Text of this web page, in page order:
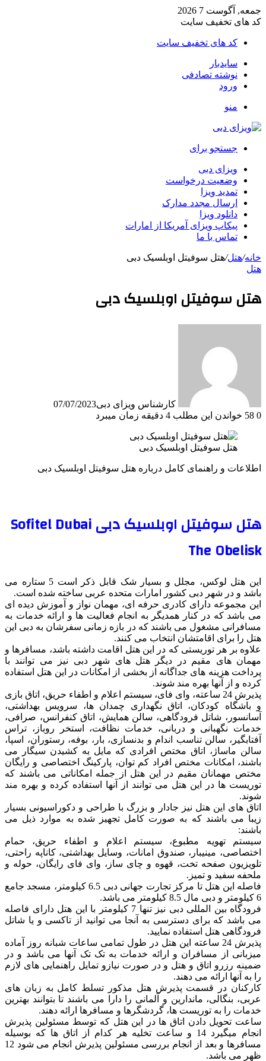
جمعه, آگوست 7 2026
کد های تخفیف سایت
کد های تخفیف سایت
سایدبار
نوشته تصادفی
ورود
منو
جستجو برای
ویزای دبی
وضعیت درخواست
تمدید ویزا
ارسال مجدد مدارک
دانلود ویزا
پیکاپ ویزای آمریکا از امارات
تماس با ما
خانه/هتل/هتل سوفیتل اوبلسیک دبی
هتل
هتل سوفیتل اوبلسیک دبی
کارشناس ویزای دبی07/07/2023
0
خواندن این مطلب 4 دقیقه زمان میبرد
هتل سوفیتل اوبلسیک دبی
اطلاعات و راهنمای کامل درباره هتل سوفیتل اوبلسیک دبی
هتل سوفیتل اوبلسیک دبی Sofitel Dubai
The Obelisk
این هتل لوکس، مجلل و بسیار شک قابل ذکر است 5 ستاره می
باشد و در شهر دبی کشور امارات متحده عربی ساخته شده است.
این مجموعه دارای کادری حرفه ای، مهمان نواز و آموزش دیده ای
می باشد که در کنار همدیگر به انجام فعالیت ها و ارائه خدمات به
مسافرانی مشغول می باشند که در بازه زمانی سفرشان به دبی این
هتل را برای اقامتشان انتخاب می کنند.
علاوه بر هر توریستی که در این هتل اقامت داشته باشد، مسافرها و
مهمان های مقیم در دیگر هتل های شهر دبی نیز می توانند با
پرداخت هزینه های جداگانه از بخشی از امکانات در این هتل استفاده
کرده و از آنها بهره مند شوند.
پذیرش 24 ساعته، وای فای، سیستم اعلام و اطفاء حریق، اتاق بازی
و باشگاه کودکان، اتاق نگهداری چمدان ها، سرویس بهداشتی،
آسانسور، شاتل فرودگاهی، سالن همایش، اتاق کنفرانس، صرافی،
خدمات نگهبانی و دربانی، خدمات نظافت، استخر روباز، تراس
آفتابگیر، سالن تناسب اندام و بدنسازی، بار، بوفه، رستوران، اسپا،
سالن ماساژ، اتاق مختص افرادی که مایل به کشیدن سیگار می
باشند، امکانات مختص افراد کم توان، پارکینگ اختصاصی و رایگان
مختص مهمانان مقیم در این هتل از جمله امکاناتی می باشند که
توریست ها در این هتل می توانند از آنها استفاده کرده و بهره مند
شوند.
اتاق های این هتل نیز جادار و بزرگ با طراحی و دکوراسیونی بسیار
زیبا می باشند که به صورت کامل تجهیز شده به موارد ذیل می
باشند:
سیستم تهویه مطبوع، سیستم اعلام و اطفاء حریق، حمام
اختصاصی، مینیبار، صندوق امانات، وسایل بهداشتی، کاناپه راحتی،
تلویزیون صفحه تخت، قهوه و چای ساز، وای فای رایگان، حوله و
ملحفه سفید و تمیز.
فاصله این هتل تا مرکز تجارت جهانی دبی 6.5 کیلومتر، مسجد جامع
6 کیلومتر و دبی مال 8.5 کیلومتر می باشد.
فرودگاه بین المللی دبی نیز تنها 7 کیلومتر با این هتل دارای فاصله
می باشد که برای دسترسی به آنجا می توانید از تاکسی و یا شاتل
فرودگاهی هتل استفاده نمایید.
پذیرش 24 ساعته این هتل در طول تمامی ساعات شبانه روز آماده
میزبانی از مسافران و ارائه خدمات به تک تک آنها می باشد و در
ضمینه رزرو اتاق و هتل و در صورت نیازو تمایل راهنمایی های لازم
را به آنها ارائه می دهند.
کارکنان در قسمت پذیرش هتل مذکور تسلط کامل به زبان های
عربی، بنگالی، ماندارین و آلمانی را دارا می باشند تا بتوانند بهترین
خدمات را به توریست ها، گردشگرها و مسافرها ارائه دهند.
ساعت تحویل دادن اتاق ها در این هتل که توسط مسئولین پذیرش
انجام میگیرد 14 و ساعت تخلیه هر کدام از اتاق ها که بوسیله
مسافرها و بعد از انجام بررسی مسئولین پذیرش انجام می شود 12
ظهر می باشد.